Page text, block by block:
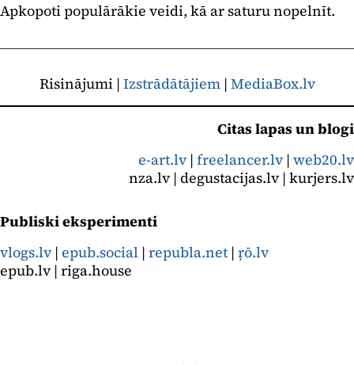
Apkopoti populārākie veidi, kā ar saturu nopelnīt.
Risinājumi | Izstrādātājiem| MediaBox.lv
Citas lapas un blogi
e-art.lv | freelancer.lv | web20.lv
nza.lv | degustacijas.lv | kurjers.lv
Publiski eksperimenti
vlogs.lv | epub.social | republa.net | ŗō.lv
epub.lv | riga.house